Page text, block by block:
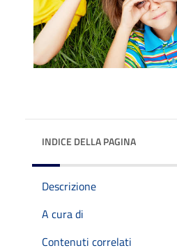
INDICE DELLA PAGINA
Descrizione
A cura di
Contenuti correlati